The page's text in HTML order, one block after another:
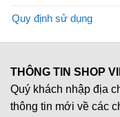
Quy định sử dụng
THÔNG TIN SHOP
Quý khách nhập địa
thông tin mới về các